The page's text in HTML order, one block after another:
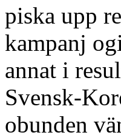
piska upp
kampanj
annat i
Svensk-
obunden